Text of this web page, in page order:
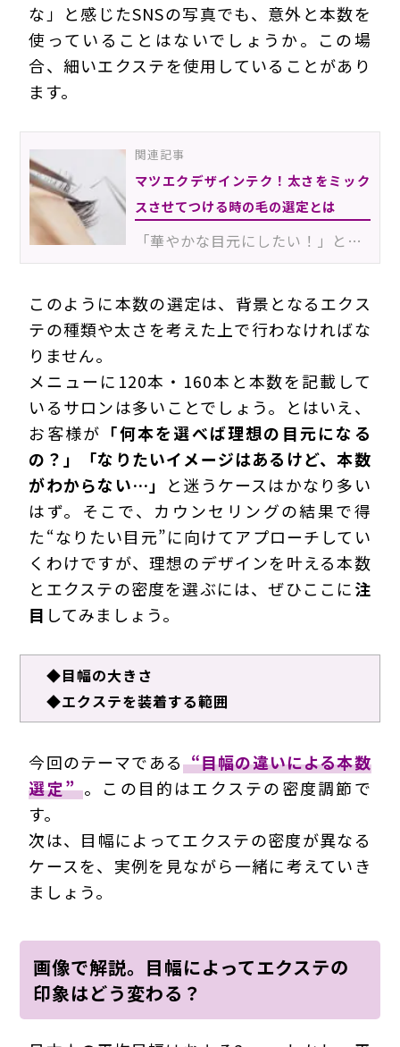
な」と感じたSNSの写真でも、意外と本数を
使っていることはないでしょうか。この場
合、細いエクステを使用していることがあり
ます。
関連記事
マツエクデザインテク！太さをミック
スさせてつける時の毛の選定とは
「華やかな目元にしたい！」というお客様の中には、太いエクステをつけることを望まれる方もいます。確か…
このように本数の選定は、背景となるエクス
テの種類や太さを考えた上で行わなければな
りません。
メニューに120本・160本と本数を記載して
いるサロンは多いことでしょう。とはいえ、
お客様が 「何本を選べば理想の目元になる
の？」「なりたいイメージはあるけど、本数
がわからない…」 と迷うケースはかなり多い
はず。そこで、カウンセリングの結果で得
た“なりたい目元”に向けてアプローチしてい
くわけですが、理想のデザインを叶える本数
とエクステの密度を選ぶには、ぜひここに注
目 してみましょう。
◆目幅の大きさ
◆エクステを装着する範囲
今回のテーマである “目幅の違いによる本数
選定” 。この目的はエクステの密度調節で
す。
次は、目幅によってエクステの密度が異なる
ケースを、実例を見ながら一緒に考えていき
ましょう。
画像で解説。目幅によってエクステの
印象はどう変わる？